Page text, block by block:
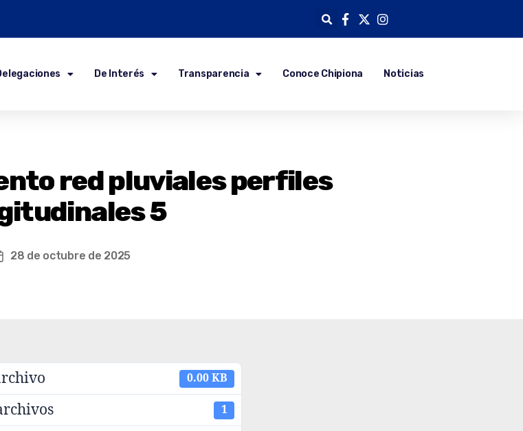
De Interés Transparencia Conoce Chipiona Noticias
red pluviales perfiles
5
28 de octubre de 2025
0.00 KB
1